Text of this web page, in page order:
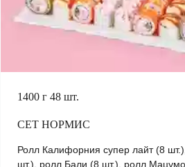
1400 г48 шт.
СЕТ НОРМИС
Ролл Калифорния супер лайт (8
шт.), ролл Бали (8 шт.), ролл